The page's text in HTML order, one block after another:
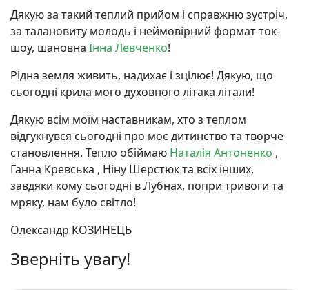
Дякую за такий теплий прийом і справжню зустріч,
за талановиту молодь і неймовірний формат ток-
шоу, шановна Інна Левченко!
Рідна земля живить, надихає і зцілює! Дякую, що
сьогодні крила мого духовного літака літали!
Дякую всім моїм наставникам, хто з теплом
відгукнувся сьогодні про моє дитинство та творче
становлення. Тепло обіймаю Наталія Антоненко ,
Ганна Кревська , Ніну Шерстюк та всіх інших,
завдяки кому сьогодні в Лубнах, попри тривоги та
мряку, нам було світло!
Олександр КОЗИНЕЦЬ
Зверніть увагу!